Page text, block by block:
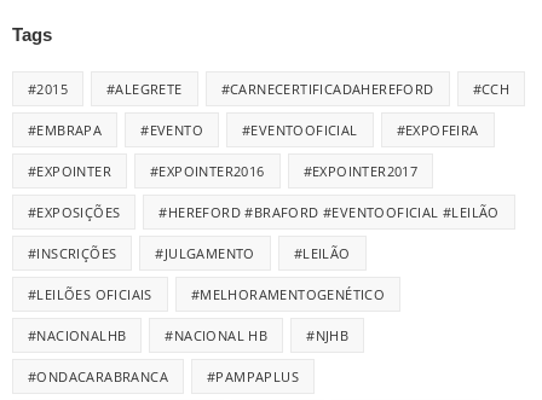
Tags
#2015 #ALEGRETE #CARNECERTIFICADAHEREFORD #CCH
#EMBRAPA #EVENTO #EVENTOOFICIAL #EXPOFEIRA
#EXPOINTER #EXPOINTER2016 #EXPOINTER2017
#EXPOSIÇÕES #HEREFORD #BRAFORD #EVENTOOFICIAL #LEILÃO
#INSCRIÇÕES #JULGAMENTO #LEILÃO
#LEILÕES OFICIAIS #MELHORAMENTOGENÉTICO
#NACIONALHB #NACIONAL HB #NJHB
#ONDACARABRANCA #PAMPAPLUS